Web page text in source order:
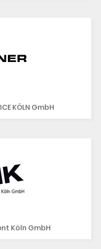
KÖLN GmbH
Köln GmbH